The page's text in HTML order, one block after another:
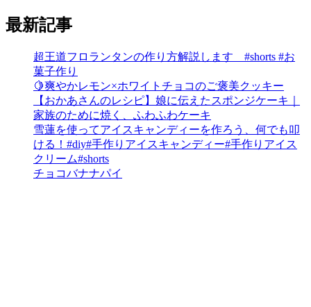
最新記事
超王道フロランタンの作り方解説します #shorts #お
菓子作り
🍋爽やかレモン×ホワイトチョコのご褒美クッキー
【おかあさんのレシピ】娘に伝えたスポンジケーキ｜
家族のために焼く、ふわふわケーキ
雪蓮を使ってアイスキャンディーを作ろう、何でも叩
ける！#diy#手作りアイスキャンディー#手作りアイス
クリーム#shorts
チョコバナナパイ